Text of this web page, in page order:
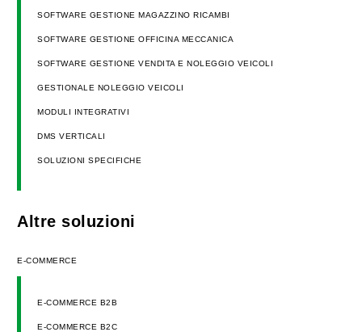
SOFTWARE GESTIONE MAGAZZINO RICAMBI
SOFTWARE GESTIONE OFFICINA MECCANICA
SOFTWARE GESTIONE VENDITA E NOLEGGIO VEICOLI
GESTIONALE NOLEGGIO VEICOLI
MODULI INTEGRATIVI
DMS VERTICALI
SOLUZIONI SPECIFICHE
Altre soluzioni
E-COMMERCE
E-COMMERCE B2B
E-COMMERCE B2C